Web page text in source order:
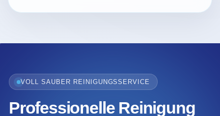
VOLL SAUBER REINIGUNGSSERVICE
Professionelle Reinigung